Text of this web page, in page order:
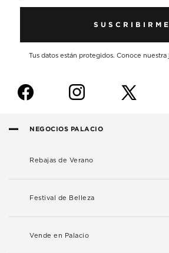
SUSCRIBIRME
Tus datos están protegidos. Conoce nuestra
f i
NEGOCIOS PALACIO
Rebajas de Verano
Festival de Belleza
Vende en Palacio